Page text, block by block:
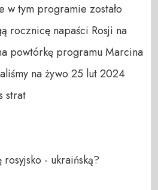
w tym programie zostało
rocznicę napaści Rosji na
powtórkę programu Marcina
na żywo 25 lut 2024
strat
- ukraińską?